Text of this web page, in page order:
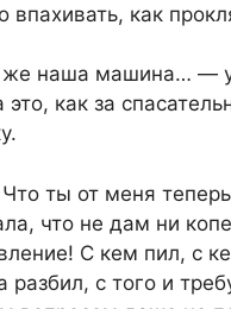
впахивать, как
наша машина… —
это, как за
ты от меня
что не дам ни
С кем пил, с
разбил, с того и